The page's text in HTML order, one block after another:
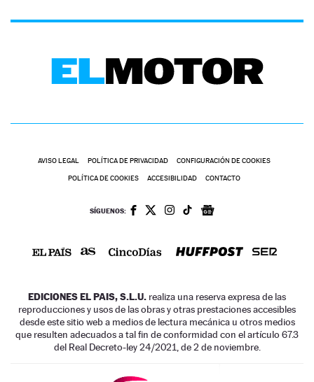
AVISO LEGAL POLÍTICA DE PRIVACIDAD CONFIGURACIÓN DE COOKIES
POLÍTICA DE COOKIES ACCESIBILIDAD CONTACTO
SÍGUENOS:
EDICIONES EL PAIS, S.L.U. realiza una reserva expresa de las
reproducciones y usos de las obras y otras prestaciones accesibles
desde este sitio web a medios de lectura mecánica u otros medios
que resulten adecuados a tal fin de conformidad con el artículo 67.3
del Real Decreto-ley 24/2021, de 2 de noviembre.